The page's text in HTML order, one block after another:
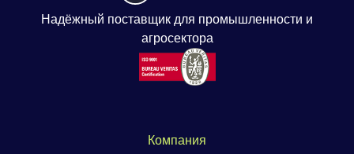
Надёжный поставщик для промышленности и
агросектора
Компания